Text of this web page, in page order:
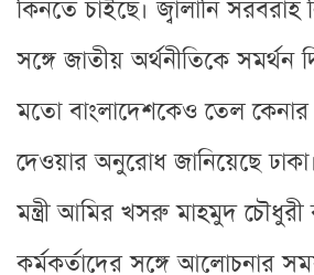
কিনতে চাইছে। জ্বালানি
সঙ্গে জাতীয় অর্থনীতিকে সমর্থন
মতো বাংলাদেশকেও তেল কেনার
দেওয়ার অনুরোধ জানিয়েছে
মন্ত্রী আমির খসরু মাহমুদ চৌধুরী
কর্মকর্তাদের সঙ্গে আলোচনার